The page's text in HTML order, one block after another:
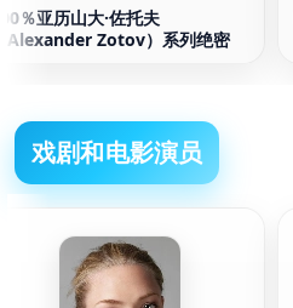
％亚历山大·佐托夫
Alexander Zotov）系列绝密
戏剧和电影演员